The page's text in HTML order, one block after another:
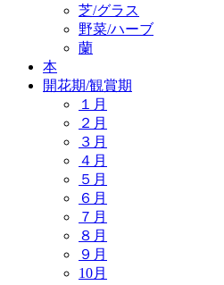
芝/グラス
野菜/ハーブ
蘭
本
開花期/観賞期
１月
２月
３月
４月
５月
６月
７月
８月
９月
10月